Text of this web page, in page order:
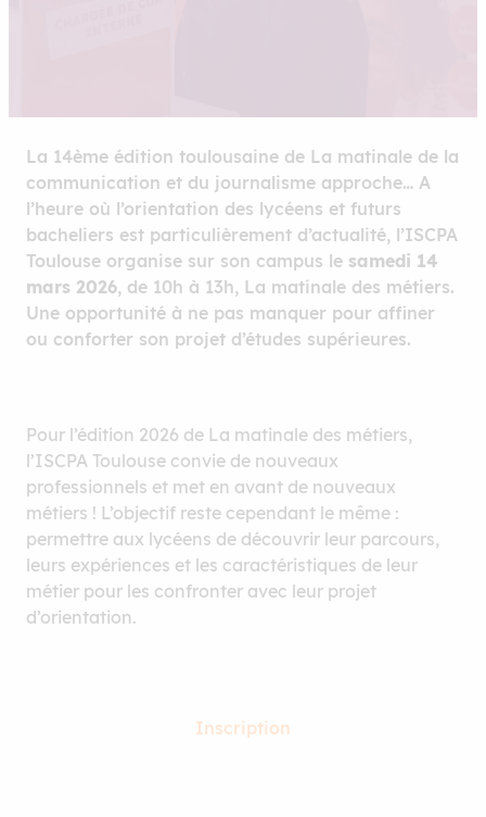
La 14ème édition toulousaine de La matinale de la
communication et du journalisme approche… A
l’heure où l’orientation des lycéens et futurs
bacheliers est particulièrement d’actualité, l’ISCPA
Toulouse organise sur son campus le samedi 14
mars 2026, de 10h à 13h, La matinale des métiers.
Une opportunité à ne pas manquer pour affiner
ou conforter son projet d’études supérieures.
Pour l’édition 2026 de La matinale des métiers,
l’ISCPA Toulouse convie de nouveaux
professionnels et met en avant de nouveaux
métiers ! L’objectif reste cependant le même :
permettre aux lycéens de découvrir leur parcours,
leurs expériences et les caractéristiques de leur
métier pour les confronter avec leur projet
d’orientation.
Inscription